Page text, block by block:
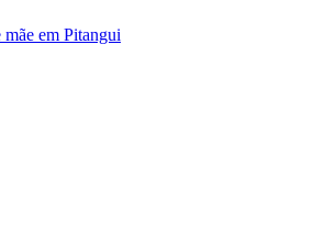
em Pitangui